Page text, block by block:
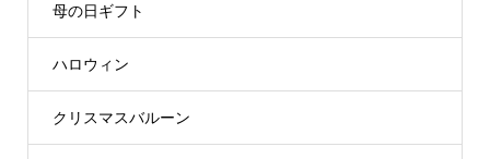
母の日ギフト
ハロウィン
クリスマスバルーン